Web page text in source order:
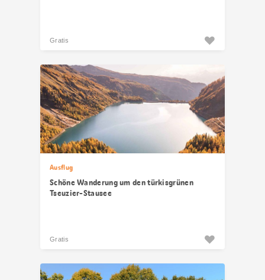
Gratis
Ausflug
Schöne Wanderung um den türkisgrünen
Tseuzier-Stausee
Gratis